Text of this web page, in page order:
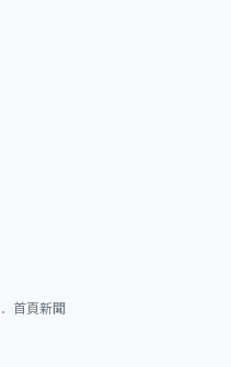
首頁新聞